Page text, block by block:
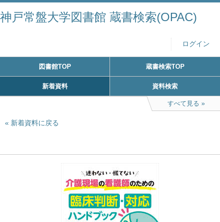
神戸常盤大学図書館 蔵書検索(OPAC)
ログイン
図書館TOP 蔵書検索TOP
新着資料 資料検索
すべて見る
新着資料に戻る